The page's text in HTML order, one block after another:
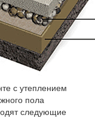
с утеплением
пола
следующие